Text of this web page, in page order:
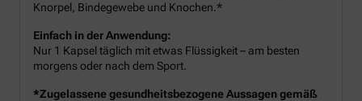
Knorpel, Bindegewebe und Knochen.*
Einfach in der Anwendung:
Nur 1 Kapsel täglich mit etwas Flüssigkeit – am besten
morgens oder nach dem Sport.
*Zugelassene gesundheitsbezogene Aussagen gemäß